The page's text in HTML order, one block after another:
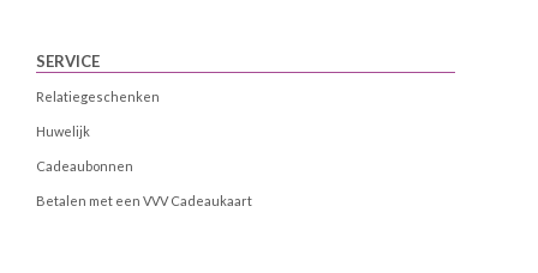
SERVICE
Relatiegeschenken
Huwelijk
Cadeaubonnen
Betalen met een VVV Cadeaukaart